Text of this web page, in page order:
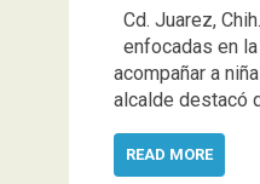
Cd. Juarez,
enfocadas en
acompañar a
alcalde destacó
READ MORE